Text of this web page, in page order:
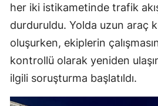
her iki istikametinde trafik
durduruldu. Yolda uzun araç
oluşurken, ekiplerin
kontrollü olarak yeniden
ilgili soruşturma başlatıldı.